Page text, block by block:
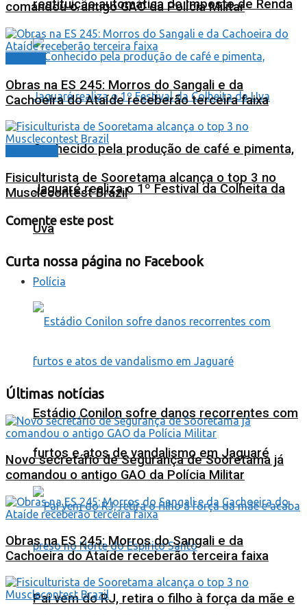
restituição automática do Imposto de Renda
Conhecido pela produção de café e pimenta,
Jaguaré realiza o 1º Festival da Colheita da
Uva
Polícia
Estádio Conilon sofre danos recorrentes com
furtos e atos de vandalismo em Jaguaré
Pai vem do RJ, retira o filho à força da mãe e
comandou o antigo GAO da Polícia Militar
Obras na ES 245: Morros do Sangali e da
Cachoeira do Ataíde receberão terceira faixa
Fisiculturista de Sooretama alcança o top 3 no
Musclecontest Brazil
Comente este post
Curta nossa página no Facebook
Últimas notícias
Novo secretário de Segurança de Sooretama já
comandou o antigo GAO da Polícia Militar
Obras na ES 245: Morros do Sangali e da
Cachoeira do Ataíde receberão terceira faixa